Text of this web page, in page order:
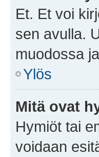
Et. Et voi
sen avulla.
muodossa
Ylös
Mitä ovat
Hymiöt tai
voidaan